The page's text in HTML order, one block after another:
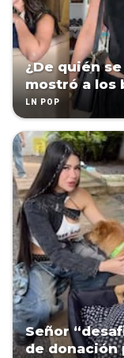
¿De quién
mostró a los
LN POP
Señor
de donación